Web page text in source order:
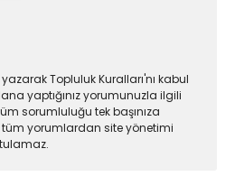
Topluluk Kuralları'nı kabul
yaptığınız yorumunuzla ilgili
sorumluluğu tek başınıza
tüm yorumlardan site yönetimi